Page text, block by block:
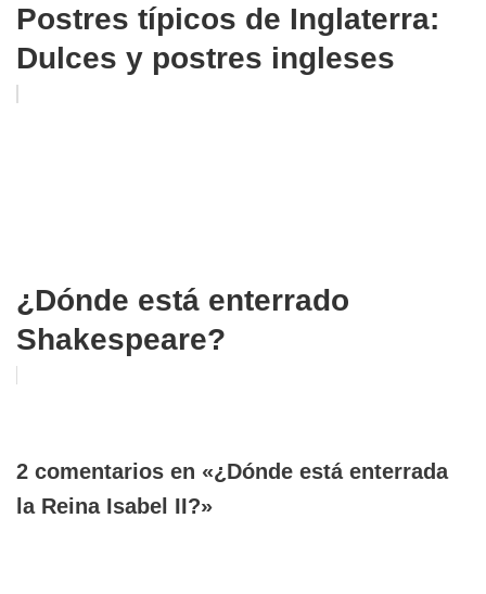
Postres típicos de Inglaterra:
Dulces y postres ingleses
¿Dónde está enterrado
Shakespeare?
2 comentarios en «¿Dónde está enterrada
la Reina Isabel II?»